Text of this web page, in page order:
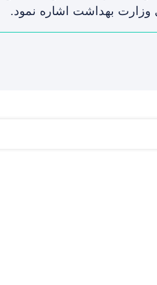
وزارت بهداشت اشاره نمود.